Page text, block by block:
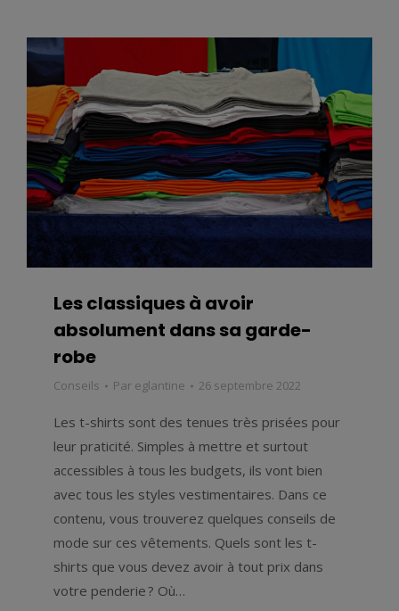
Les classiques à avoir
absolument dans sa garde-
robe
Conseils Par eglantine 26 septembre 2022
Les t-shirts sont des tenues très prisées pour
leur praticité. Simples à mettre et surtout
accessibles à tous les budgets, ils vont bien
avec tous les styles vestimentaires. Dans ce
contenu, vous trouverez quelques conseils de
mode sur ces vêtements. Quels sont les t-
shirts que vous devez avoir à tout prix dans
votre penderie ? Où…